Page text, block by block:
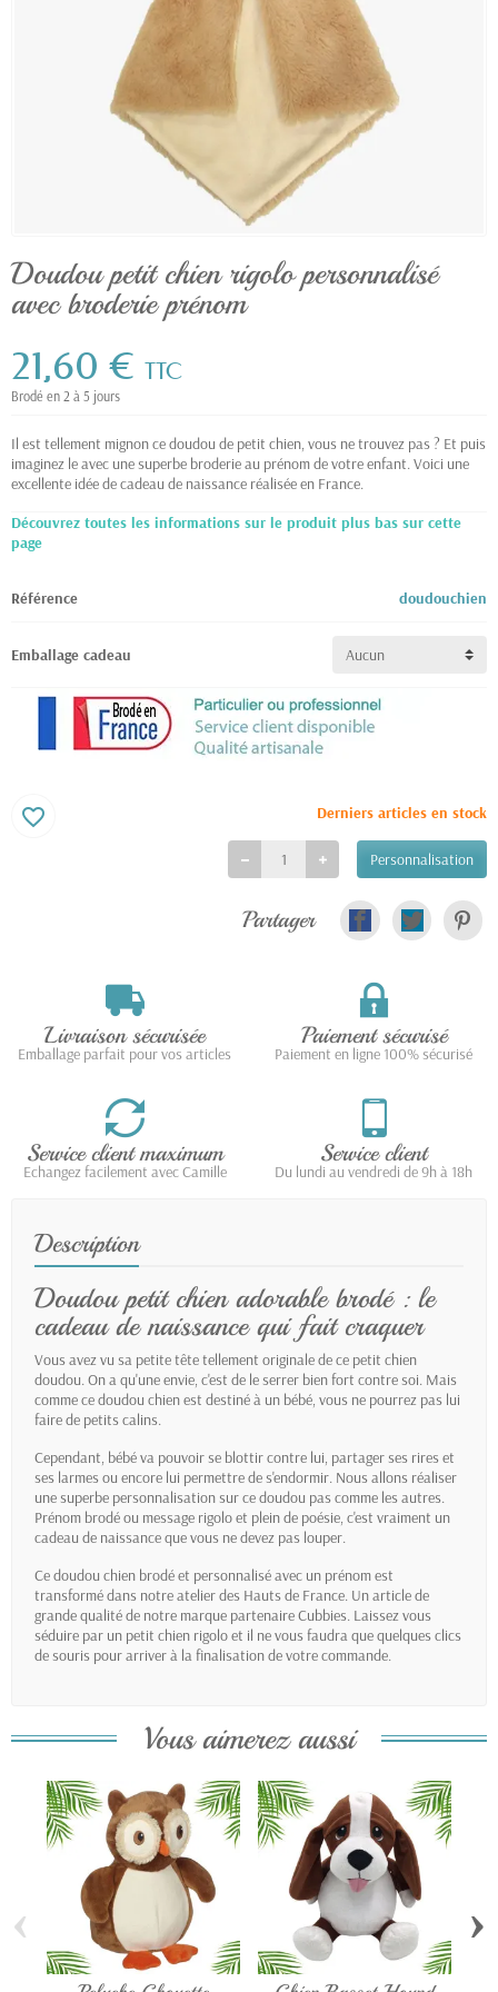
Doudou petit chien rigolo personnalisé
avec broderie prénom
21,60 € TTC
Brodé en 2 à 5 jours
Il est tellement mignon ce doudou de petit chien, vous ne trouvez pas ? Et puis
imaginez le avec une superbe broderie au prénom de votre enfant. Voici une
excellente idée de cadeau de naissance réalisée en France.
Découvrez toutes les informations sur le produit plus bas sur cette
page
Référence doudouchien
Emballage cadeau
Derniers articles en stock
Personnalisation
favorite_border
Partager
Livraison sécurisée
Emballage parfait pour vos articles
Paiement sécurisé
Paiement en ligne 100% sécurisé
Service client maximum
Echangez facilement avec Camille
Service client
Du lundi au vendredi de 9h à 18h
Description
Doudou petit chien adorable brodé : le
cadeau de naissance qui fait craquer
Vous avez vu sa petite tête tellement originale de ce petit chien
doudou. On a qu'une envie, c'est de le serrer bien fort contre soi. Mais
comme ce doudou chien est destiné à un bébé, vous ne pourrez pas lui
faire de petits calins.
Cependant, bébé va pouvoir se blottir contre lui, partager ses rires et
ses larmes ou encore lui permettre de s'endormir. Nous allons réaliser
une superbe personnalisation sur ce doudou pas comme les autres.
Prénom brodé ou message rigolo et plein de poésie, c'est vraiment un
cadeau de naissance que vous ne devez pas louper.
Ce doudou chien brodé et personnalisé avec un prénom est
transformé dans notre atelier des Hauts de France. Un article de
grande qualité de notre marque partenaire Cubbies. Laissez vous
séduire par un petit chien rigolo et il ne vous faudra que quelques clics
de souris pour arriver à la finalisation de votre commande.
Vous aimerez aussi
‹ ›